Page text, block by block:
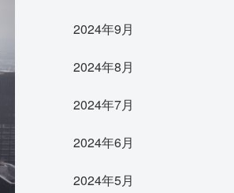
2024年9月
2024年8月
2024年7月
2024年6月
2024年5月